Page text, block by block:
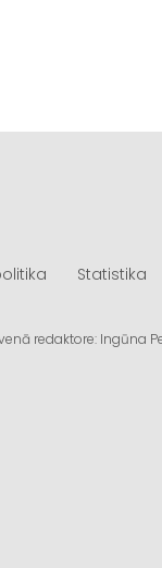
Statistika
redaktore: Ingūna